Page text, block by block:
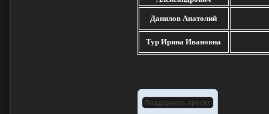
Данилов Анатолий
Тур Ирина Ивановна